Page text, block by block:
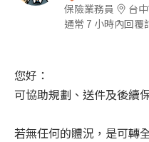
保險業務員
台
通常 7 小時內回覆
您好：
可協助規劃、送件及後續
若無任何的體況，是可轉